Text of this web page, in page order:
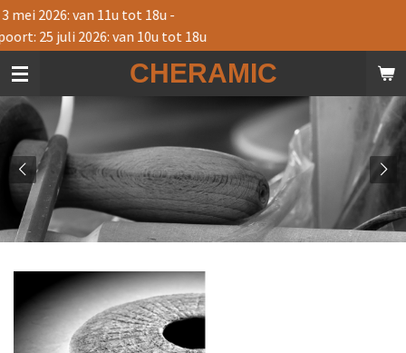
Ga
direct
de
hoofdinhoud
CHERAMIC
18u -
10u tot 18u